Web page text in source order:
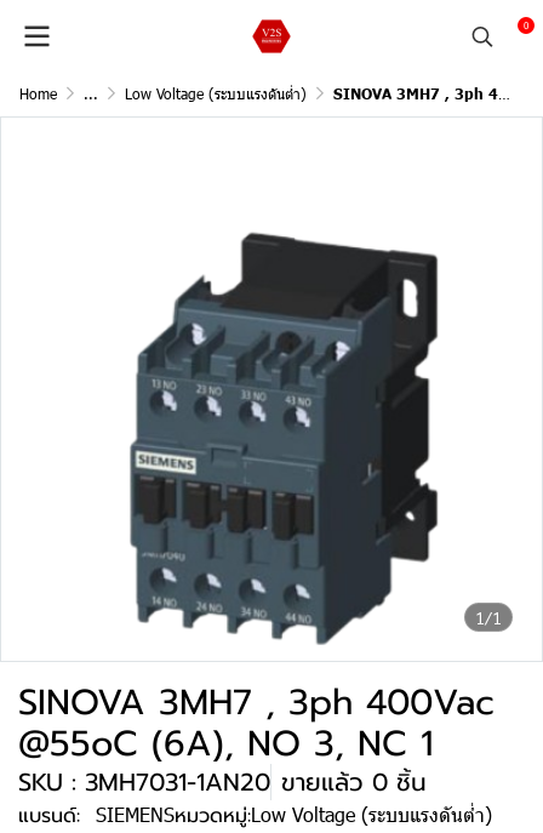
0
Home ... Low Voltage (ระบบแรงดันต่ำ) SINOVA 3MH7 , 3ph 400Vac @55oC (6A), NO 3, NC 1
1/1
SINOVA 3MH7 , 3ph 400Vac
@55oC (6A), NO 3, NC 1
SKU : 3MH7031-1AN20 ขายแล้ว 0 ชิ้น
แบรนด์: SIEMENSหมวดหมู่:Low Voltage (ระบบแรงดันต่ำ)